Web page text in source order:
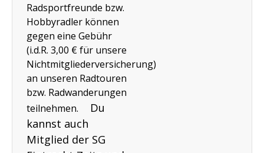
Radsportfreunde bzw.
Hobbyradler können
gegen eine Gebühr
(i.d.R. 3,00 € für unsere
Nichtmitgliederversicherung)
an unseren Radtouren
bzw. Radwanderungen
teilnehmen.
Du
kannst auch
Mitglied der SG